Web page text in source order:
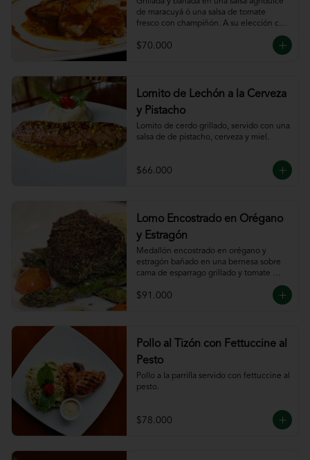
Pomodoro
de maracuyá ó una salsa de tomate
fresco con champiñón. A su elección con
espiral o puré.
$70.000
Lomito de Lechón a la Cerveza
y Pistacho
Lomito de cerdo grillado, servido con una
salsa de de pistacho, cerveza y miel.
$66.000
Lomo Encostrado en Orégano
y Estragón
Medallón encostrado en orégano y
estragón bañado en una bernesa sobre
cama de esparrago grillado y tomate
$91.000
Pollo al Tizón con Fettuccine al
Pesto
Pollo a la parrilla servido con fettuccine al
pesto.
$78.000